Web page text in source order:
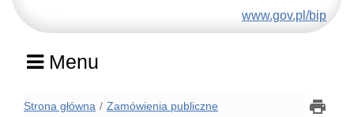
www.gov.pl/bip
Menu
Strona główna
Zamówienia publiczne